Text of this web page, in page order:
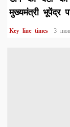
मुख्यमंत्री भूपेंद्र
Key line times 3